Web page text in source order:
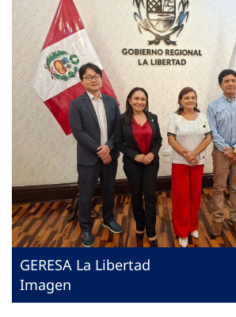
GERESA La Libertad
Imagen